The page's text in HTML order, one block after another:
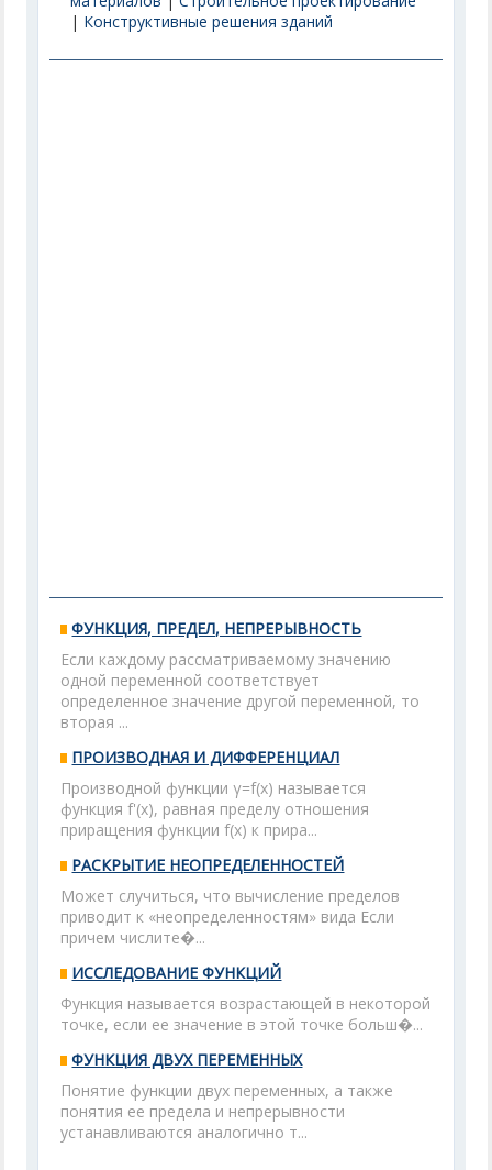
| Конструктивные решения зданий
ФУНКЦИЯ, ПРЕДЕЛ, НЕПРЕРЫВНОСТЬ
Если каждому рассматриваемому значению
одной переменной соответствует
определенное значение другой переменной, то
вторая ...
ПРОИЗВОДНАЯ И ДИФФЕРЕНЦИАЛ
Производной функции γ=f(x) называется
функция f'(x), равная пределу отношения
приращения функции f(x) к прира...
РАСКРЫТИЕ НЕОПРЕДЕЛЕННОСТЕЙ
Может случиться, что вычисление пределов
приводит к «неопределенностям» вида Если
причем числите�...
ИССЛЕДОВАНИЕ ФУНКЦИЙ
Функция называется возрастающей в некоторой
точке, если ее значение в этой точке больш�...
ФУНКЦИЯ ДВУХ ПЕРЕМЕННЫХ
Понятие функции двух переменных, а также
понятия ее предела и непрерывности
устанавливаются аналогично т...